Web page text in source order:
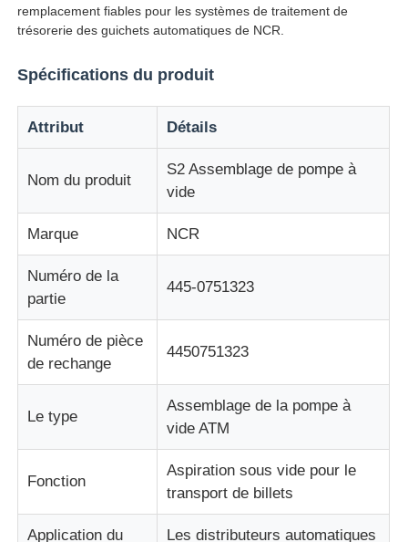
Contact
Tous les cas
Demande de soumission
Pièces pour ATM Diebold
Pièces ATM NCR
Pièces d'atmosphère de Wincor
Pièces de distributeurs automatiques Fujitsu
remplacement fiables pour les systèmes de traitement de
trésorerie des guichets automatiques de NCR.
Spécifications du produit
Attribut Détails
Nom du produit
S2 Assemblage de pompe à
vide
Marque NCR
Numéro de la
partie
445-0751323
Numéro de pièce
de rechange
4450751323
Le type
Assemblage de la pompe à
vide ATM
Fonction
Aspiration sous vide pour le
transport de billets
Application du
Les distributeurs automatiques